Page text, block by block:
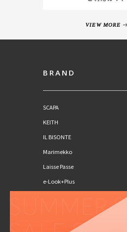
VIEW MORE
BRAND
SCAPA
KEITH
IL BISONTE
Marimekko
Laisse Passe
e-Look+Plus
KEITH Lサイズ